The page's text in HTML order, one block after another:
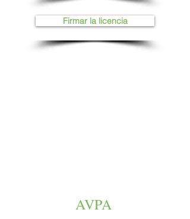
Firmar la licencia
AVPA